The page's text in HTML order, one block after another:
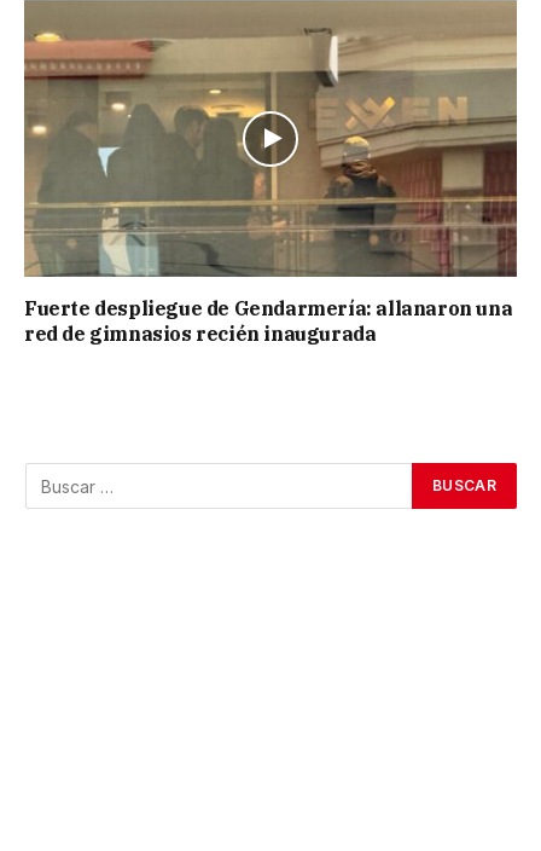
Fuerte despliegue de Gendarmería: allanaron una
red de gimnasios recién inaugurada